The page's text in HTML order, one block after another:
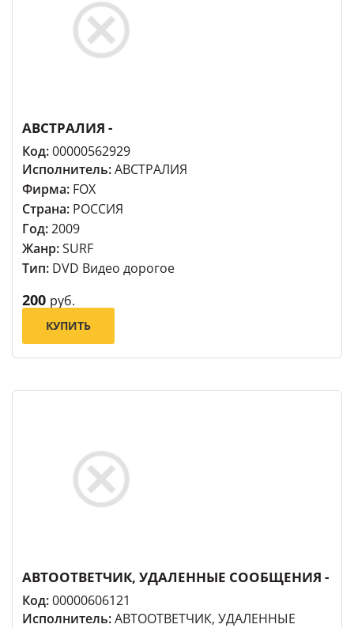
АВСТРАЛИЯ -
Код:00000562929
Исполнитель:АВСТРАЛИЯ
Фирма: FOX
Страна: РОССИЯ
Год:2009
Жанр:SURF
Тип: DVD Видео дорогое
200 руб.
КУПИТЬ
АВТООТВЕТЧИК, УДАЛЕННЫЕ СООБЩЕНИЯ -
Код:00000606121
Исполнитель:АВТООТВЕТЧИК, УДАЛЕННЫЕ